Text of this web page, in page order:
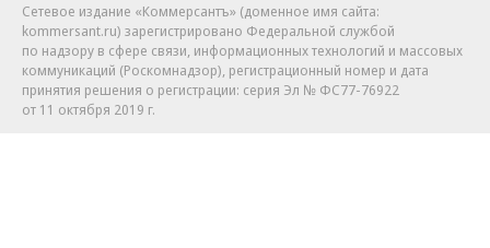
Сетевое издание «Коммерсантъ» (доменное имя сайта:
kommersant.ru) зарегистрировано Федеральной службой
по надзору в сфере связи, информационных технологий и массовых
коммуникаций (Роскомнадзор), регистрационный номер и дата
принятия решения о регистрации: серия Эл № ФС77-76922
от 11 октября 2019 г.